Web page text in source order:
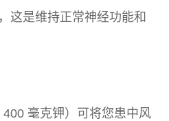
这是维持正常神经功能和
毫克钾）可将您患中风